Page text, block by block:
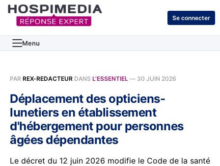
Se connecter
Menu
PAR REX-REDACTEUR DANS L'ESSENTIEL — 30 JUIN 2026
Déplacement des opticiens-
lunetiers en établissement
d'hébergement pour personnes
âgées dépendantes
Le décret du 12 juin 2026 modifie le Code de la santé